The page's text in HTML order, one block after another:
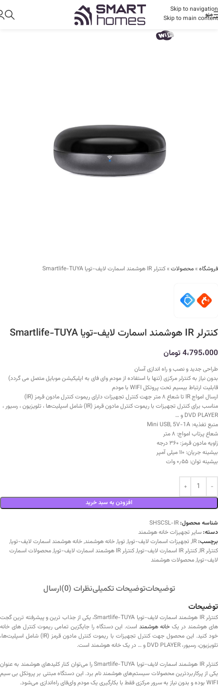
Skip to navigation
Skip to main content
منو
فروشگاه»محصولات»کنترلر IR هوشمند اسمارت لایف-تویا Smartlife-TUYA
کنترلر IR هوشمند اسمارت لایف-تویا Smartlife-TUYA
4،795،000تومان
طراحی جدید و نصب و راه اندازی آسان
بدون نیاز به کنترلر مرکزی (تنها با استفاده از مودم وای فای به اپلیکیشن موبایل متصل می گردد)
قابلیت ارتباط بیسیم تحت پروتکل WIFI با مودم
ارسال امواج IR تا شعاع ۸ متر جهت کنترل تجهیزات دارای ریموت کنترل مادون قرمز (IR)
مناسب برای کنترل تجهیزات با ریموت کنترل مادون قرمز (IR) شامل اسپلیت‌ها ، تلویزیون ، رسیور ،
DVD PLAYER و …
منبع تغذیه: Mini USB, 5V-1A
شعاع پرتاب امواج: ۸ متر
زاویه مادون قرمز: ۳۶۰ درجه
بیشینه جریان: ۱۱۰ میلی آمپر
بیشینه توان: ۰٫۵۵ وات
افزودن به سبد خرید
شناسه محصول:SHSCSL-IR
دسته:سایر تجهیزات خانه هوشمند
برچسب:IR
, تجهیزات اسمارت لایف-تویا, تویا,خانه هوشمند,خانه هوشمند اسمارت لایف-تویا,
کنترلر IR
,کنترلر IR اسمارت لایف-تویا ,کنترلر IR هوشمند اسمارت لایف-تویا ,محصولات اسمارت
لایف-تویا,محصولات هوشمند
توضیحاتتوضیحات تکمیلینظرات (0)
ارسال
توضیحات
کنترلر IR هوشمند اسمارت لایف-تویا Smartlife-TUYA، یکی از جذاب ترین و پیشرفته ترین گجت
های هوشمند در یک خانه هوشمنداست. این دستگاه را جایگزین تمامی ریموت کنترل‌ های خانه
خود کنید. این محصول جهت کنترل تجهیزات با ریموت کنترل مادون قرمز (IR) شامل اسپلیت‌ها،
تلویزیون، رسیور، DVD PLAYER و … در یک خانه هوشمند است.
کنترلر IR هوشمند اسمارت لایف-تویا Smartlife-TUYA را می‌توان کنار کلیدهای هوشمند به عنوان
یکی از پرکاربردترین محصولات سیستم‌های هوشمند نام برد. این دستگاه مبتنی بر پروتکل بی سیم
WIFI بوده و بدون نیاز به سرور مرکزی فقط با بکارگیری یک مودم وای‌فای راه‌اندازی می‌شود.